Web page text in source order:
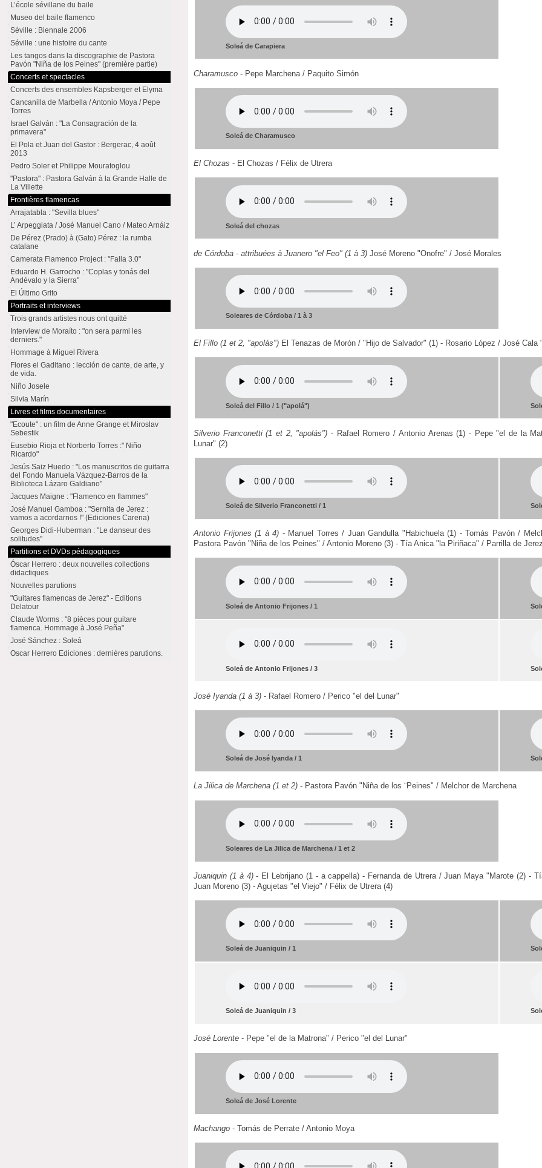
Soleá de Carapiera
Charamusco - Pepe Marchena / Paquito Simón
Soleá de Charamusco
El Chozas - El Chozas / Félix de Utrera
Soleá del chozas
de Córdoba - attribuées à Juanero "el Feo" (1 à 3) José Moreno "Onofre" / José Morales
Soleares de Córdoba / 1 à 3
El Fillo (1 et 2, "apolás") El Tenazas de Morón / "Hijo de Salvador" (1) - Rosario López / José Cala
Soleá del Fillo / 1 ("apolá")
Silverio Franconetti (1 et 2, "apolás") - Rafael Romero / Antonio Arenas (1) - Pepe "el de la
Lunar" (2)
Soleá de Silverio Franconetti / 1
Antonio Frijones (1 à 4) - Manuel Torres / Juan Gandulla "Habichuela (1) - Tomás Pavón /
Pastora Pavón "Niña de los Peines" / Antonio Moreno (3) - Tía Anica "la Piriñaca" / Parrilla de
Soleá de Antonio Frijones / 1
Soleá de Antonio Frijones / 3
José Iyanda (1 à 3) - Rafael Romero / Perico "el del Lunar"
Soleá de José Iyanda / 1
La Jilica de Marchena (1 et 2) - Pastora Pavón "Niña de los ¨Peines" / Melchor de Marchena
Soleares de La Jilica de Marchena / 1 et 2
Juaniquin (1 à 4)- El Lebrijano (1 - a cappella) - Fernanda de Utrera / Juan Maya "Marote (2) -
Juan Moreno (3) - Agujetas "el Viejo" / Félix de Utrera (4)
Soleá de Juaniquin / 1
Soleá de Juaniquin / 3
José Lorente - Pepe "el de la Matrona" / Perico "el del Lunar"
Soleá de José Lorente
Machango - Tomás de Perrate / Antonio Moya
L’école sévillane du baile
Museo del baile flamenco
Séville : Biennale 2006
Séville : une histoire du cante
Les tangos dans la discographie de Pastora
Pavón "Niña de los Peines" (première partie)
Concerts et spectacles
Concerts des ensembles Kapsberger et Elyma
Cancanilla de Marbella / Antonio Moya / Pepe
Torres
Israel Galván : "La Consagración de la
primavera"
El Pola et Juan del Gastor : Bergerac, 4 août
2013
Pedro Soler et Philippe Mouratoglou
"Pastora" : Pastora Galván à la Grande Halle de
La Villette
Frontières flamencas
Arrajatabla : "Sevilla blues"
L’ Arpeggiata / José Manuel Cano / Mateo Arnáiz
De Pérez (Prado) à (Gato) Pérez : la rumba
catalane
Camerata Flamenco Project : "Falla 3.0"
Eduardo H. Garrocho : "Coplas y tonás del
Andévalo y la Sierra"
El Último Grito
Portraits et interviews
Trois grands artistes nous ont quitté
Interview de Moraíto : "on sera parmi les
derniers."
Hommage à Miguel Rivera
Flores el Gaditano : lección de cante, de arte, y
de vida.
Niño Josele
Silvia Marín
Livres et films documentaires
"Ecoute" : un film de Anne Grange et Miroslav
Sebestik
Eusebio Rioja et Norberto Torres :" Niño
Ricardo"
Jesús Saiz Huedo : "Los manuscritos de guitarra
del Fondo Manuela Vázquez-Barros de la
Biblioteca Lázaro Galdiano"
Jacques Maigne : "Flamenco en flammes"
José Manuel Gamboa : "Sernita de Jerez :
vamos a acordarnos !" (Ediciones Carena)
Georges Didi-Huberman : "Le danseur des
solitudes"
Partitions et DVDs pédagogiques
Óscar Herrero : deux nouvelles collections
didactiques
Nouvelles parutions
"Guitares flamencas de Jerez" - Editions
Delatour
Claude Worms : "8 pièces pour guitare
flamenca. Hommage à José Peña"
José Sánchez : Soleá
Oscar Herrero Ediciones : dernières parutions.